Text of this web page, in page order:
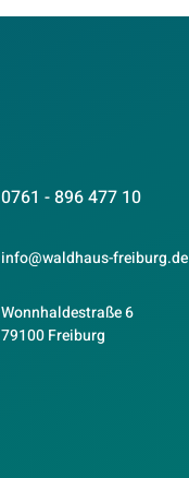
0761 - 896 477 10
info@waldhaus-freiburg.de
Wonnhaldestraße 6
79100 Freiburg